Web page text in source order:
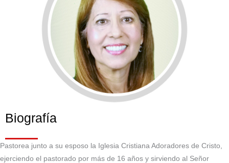
Biografía
Pastorea junto a su esposo la Iglesia Cristiana Adoradores de Cristo,
ejerciendo el pastorado por más de 16 años y sirviendo al Señor